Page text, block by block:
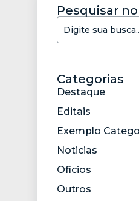
Pesquisar
Categorias
Destaque
Editais
Exemplo
Noticias
Ofícios
Outros